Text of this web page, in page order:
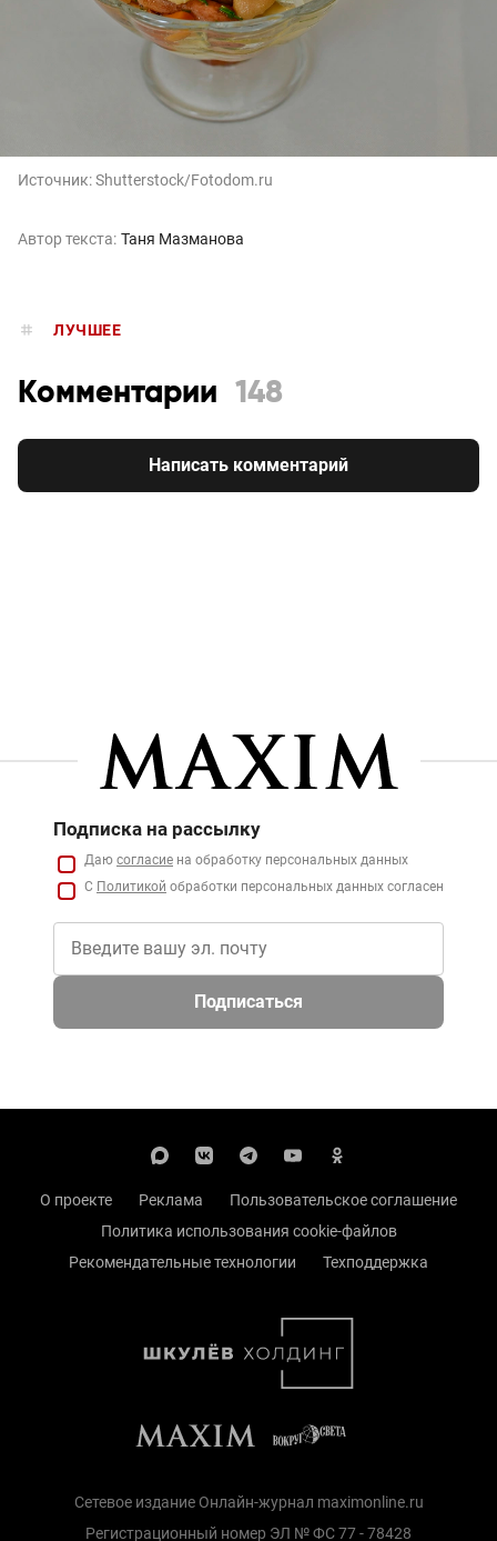
Источник:Shutterstock/Fotodom.ru
Автор текста: Таня Мазманова
ЛУЧШЕЕ
Комментарии 148
Написать комментарий
Подписка на рассылку
Даю согласие на обработку персональных данных
С Политикой обработки персональных данных согласен
Подписаться
О проекте Реклама
Пользовательское соглашение
Политика использования cookie-файлов
Рекомендательные технологии
Техподдержка
Сетевое издание Онлайн-журнал maximonline.ru
Регистрационный номер ЭЛ № ФС 77 - 78428